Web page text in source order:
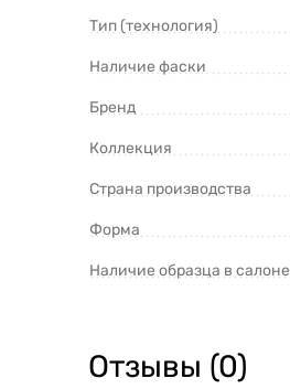
Тип (технология)
Наличие фаски
Бренд
Коллекция
Страна производства
Форма
Наличие образца в салоне
Отзывы (0)